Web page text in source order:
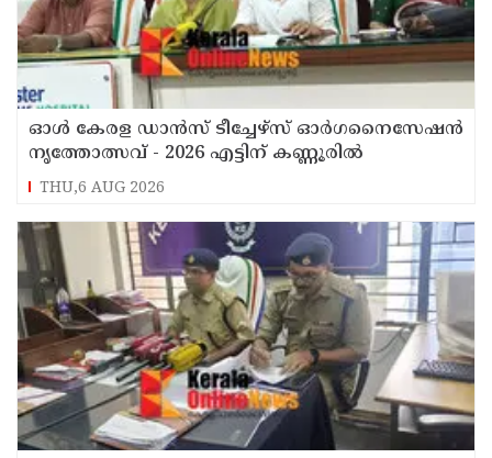
ഓൾ കേരള ഡാൻസ് ടീച്ചേഴ്സ് ഓർഗനൈസേഷൻ
നൃത്തോത്സവ് - 2026 എട്ടിന് കണ്ണൂരിൽ
THU,6 AUG 2026